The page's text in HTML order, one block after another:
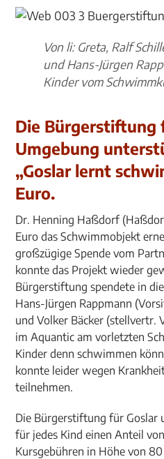
Von li: Greta, Ralf
und Hans-Jürgen
Kinder vom
Die Bürgerstiftung
Umgebung
„Goslar lernt
Euro.
Dr. Henning Haßdorf
Euro das Schwimmobjekt
großzügige Spende vom
konnte das Projekt wieder
Bürgerstiftung spendete in
Hans-Jürgen Rappmann
und Volker Bäcker (stellvertr.
im Aquantic am vorletzten
Kinder denn schwimmen
konnte leider wegen
teilnehmen.
Die Bürgerstiftung für Goslar
für jedes Kind einen Anteil
Kursgebühren in Höhe von 80